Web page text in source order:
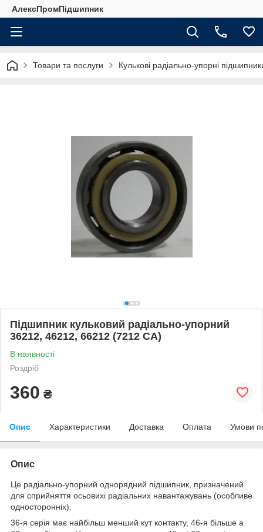
АлексПромПідшипник
Товари та послуги Кулькові радіально-упорні
Підшипник кульковий радіально-упорний
36212, 46212, 66212 (7212 СА)
В наявності
Роздріб
360 ₴
Опис Характеристики Доставка Оплата Умови
Опис
Це радіально-упорний однорядний підшипник, призначений
для сприйняття осьовихі радіальних навантажувань (особливе
односторонніх).
36-я серія має найбільш менший кут контакту, 46-я більше а